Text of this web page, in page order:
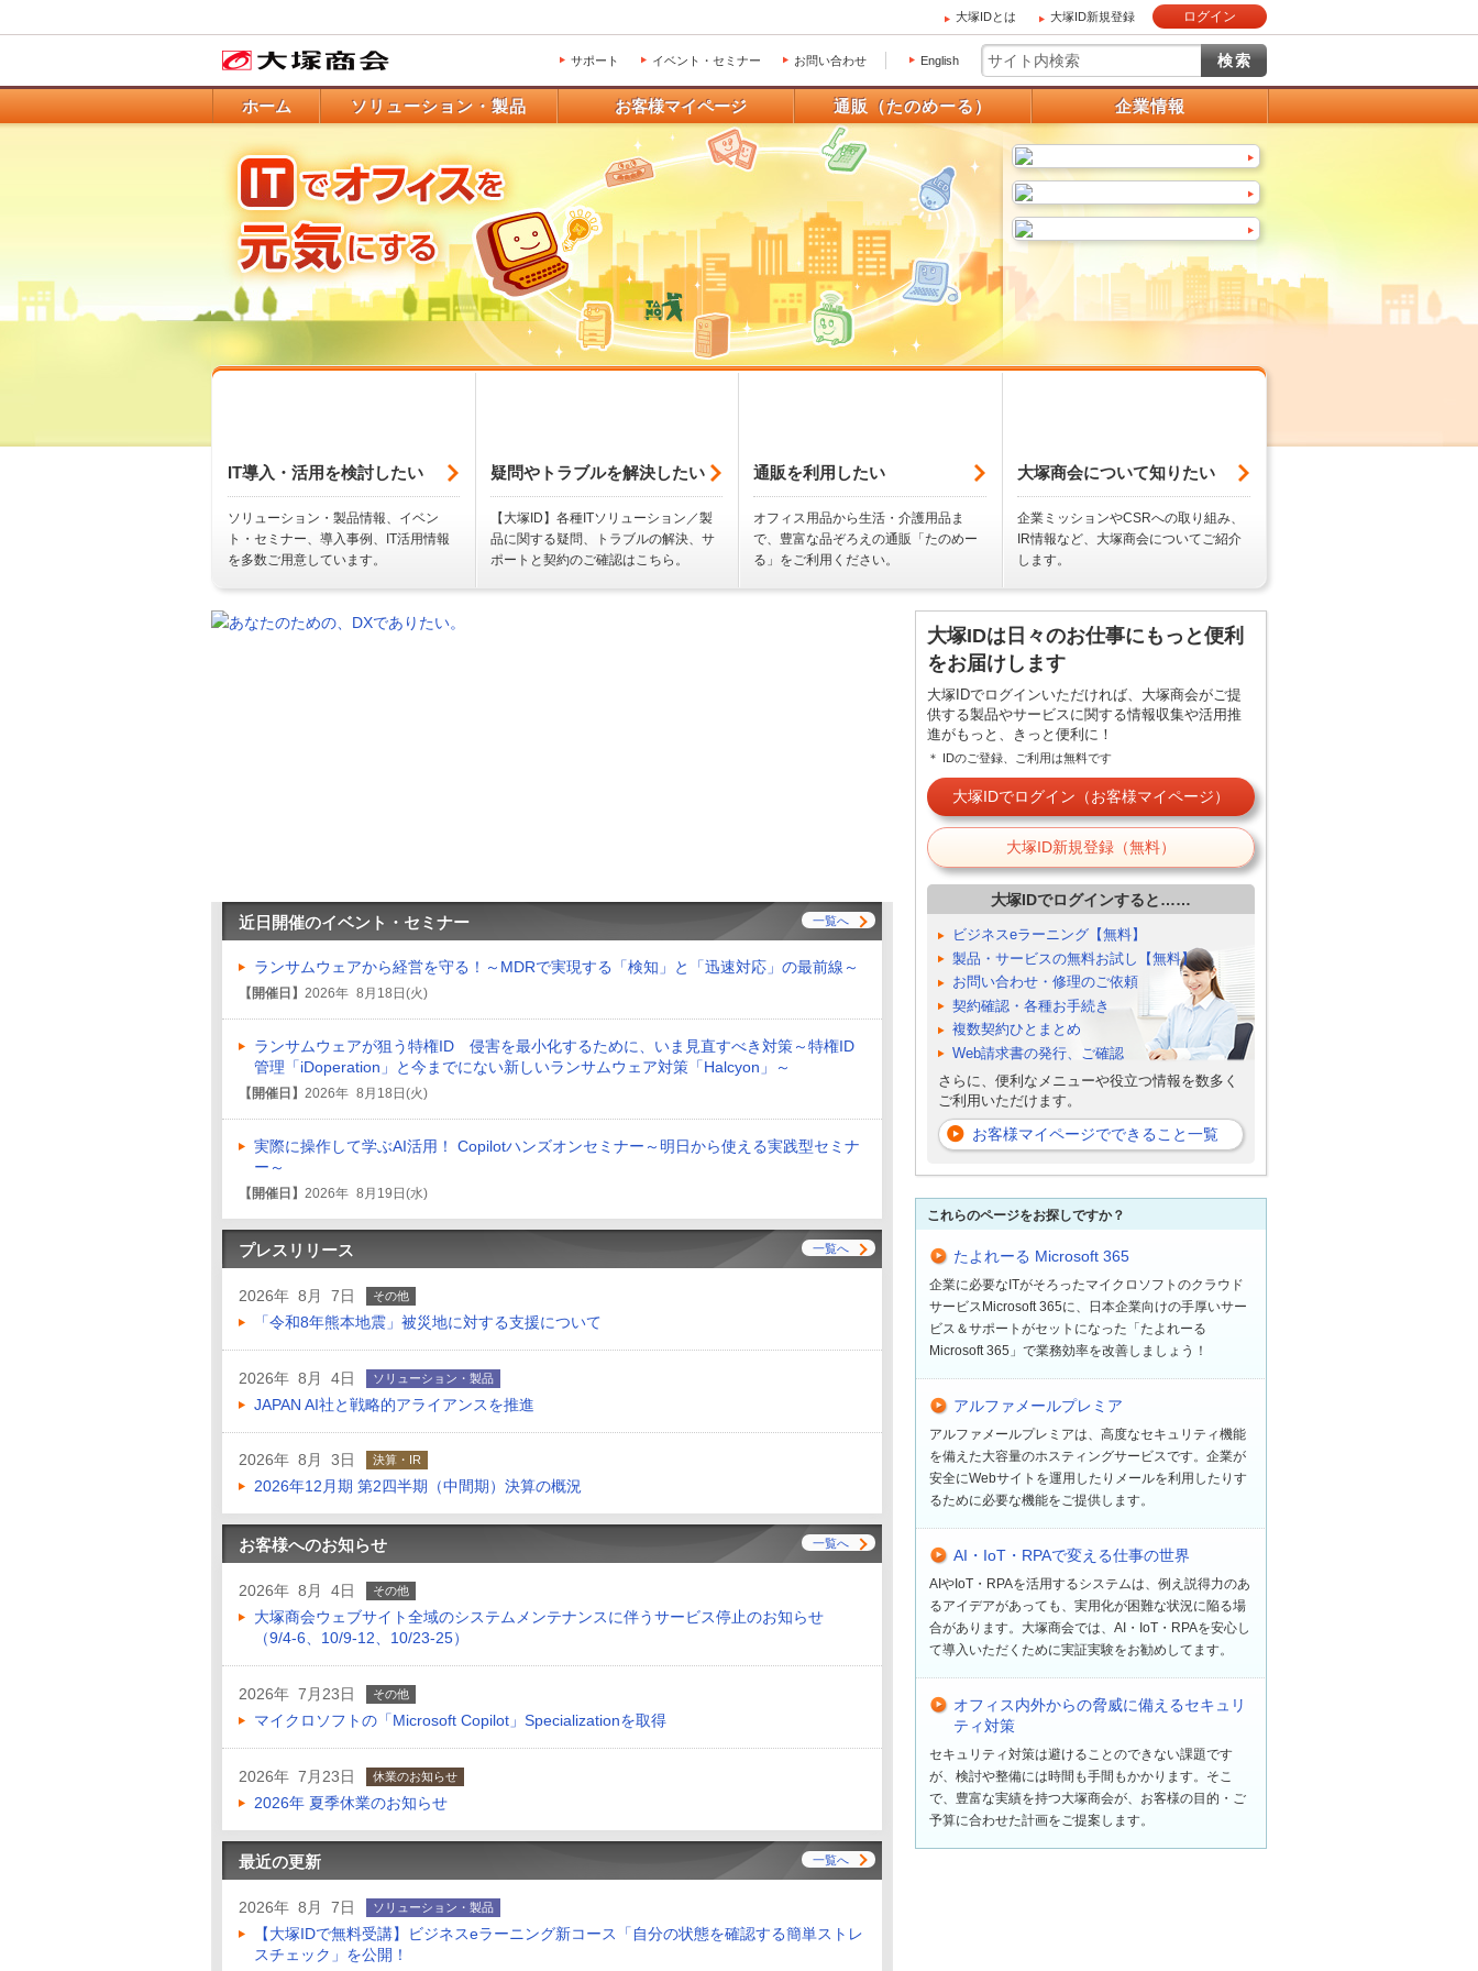
大塚IDとは 大塚ID新規登録 ログイン
サポート イベント・セミナー お問い合わせ English
ホーム ソリューション・製品 お客様マイページ 通販（たのめーる） 企業情報
IT導入・活用を検討したい
ソリューション・製品情報、イベン
ト・セミナー、導入事例、IT活用情報
を多数ご用意しています。
疑問やトラブルを解決したい
【大塚ID】各種ITソリューション／製
品に関する疑問、トラブルの解決、サ
ポートと契約のご確認はこちら。
通販を利用したい
オフィス用品から生活・介護用品ま
で、豊富な品ぞろえの通販「たのめー
る」をご利用ください。
大塚商会について知りたい
企業ミッションやCSRへの取り組み、
IR情報など、大塚商会についてご紹介
します。
近日開催のイベント・セミナー 一覧へ
ランサムウェアから経営を守る！～MDRで実現する「検知」と「迅速対応」の最前線～
【開催日】 2026年 8月18日(火)
ランサムウェアが狙う特権ID 侵害を最小化するために、いま見直すべき対策～特権ID
管理「iDoperation」と今までにない新しいランサムウェア対策「Halcyon」～
【開催日】 2026年 8月18日(火)
実際に操作して学ぶAI活用！ Copilotハンズオンセミナー～明日から使える実践型セミナ
ー～
【開催日】 2026年 8月19日(水)
プレスリリース 一覧へ
2026年 8月 7日 その他
「令和8年熊本地震」被災地に対する支援について
2026年 8月 4日 ソリューション・製品
JAPAN AI社と戦略的アライアンスを推進
2026年 8月 3日 決算・IR
2026年12月期 第2四半期（中間期）決算の概況
お客様へのお知らせ 一覧へ
2026年 8月 4日 その他
大塚商会ウェブサイト全域のシステムメンテナンスに伴うサービス停止のお知らせ
（9/4-6、10/9-12、10/23-25）
2026年 7月23日 その他
マイクロソフトの「Microsoft Copilot」Specializationを取得
2026年 7月23日 休業のお知らせ
2026年 夏季休業のお知らせ
最近の更新 一覧へ
2026年 8月 7日 ソリューション・製品
【大塚IDで無料受講】ビジネスeラーニング新コース「自分の状態を確認する簡単ストレ
スチェック」を公開！
大塚IDは日々のお仕事にもっと便利
をお届けします
大塚IDでログインいただければ、大塚商会がご提
供する製品やサービスに関する情報収集や活用推
進がもっと、きっと便利に！
＊ IDのご登録、ご利用は無料です
大塚IDでログイン（お客様マイページ）
大塚ID新規登録（無料）
大塚IDでログインすると……
ビジネスeラーニング【無料】
製品・サービスの無料お試し【無料】
お問い合わせ・修理のご依頼
契約確認・各種お手続き
複数契約ひとまとめ
Web請求書の発行、ご確認
さらに、便利なメニューや役立つ情報を数多く
ご利用いただけます。
お客様マイページでできること一覧
これらのページをお探しですか？
たよれーる Microsoft 365
企業に必要なITがそろったマイクロソフトのクラウド
サービスMicrosoft 365に、日本企業向けの手厚いサー
ビス＆サポートがセットになった「たよれーる
Microsoft 365」で業務効率を改善しましょう！
アルファメールプレミア
アルファメールプレミアは、高度なセキュリティ機能
を備えた大容量のホスティングサービスです。企業が
安全にWebサイトを運用したりメールを利用したりす
るために必要な機能をご提供します。
AI・IoT・RPAで変える仕事の世界
AIやIoT・RPAを活用するシステムは、例え説得力のあ
るアイデアがあっても、実用化が困難な状況に陥る場
合があります。大塚商会では、AI・IoT・RPAを安心し
て導入いただくために実証実験をお勧めしてます。
オフィス内外からの脅威に備えるセキュリ
ティ対策
セキュリティ対策は避けることのできない課題です
が、検討や整備には時間も手間もかかります。そこ
で、豊富な実績を持つ大塚商会が、お客様の目的・ご
予算に合わせた計画をご提案します。